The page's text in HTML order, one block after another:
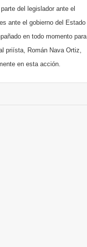
del legislador ante el
ante el gobierno del Estado
en todo momento para
priísta, Román Nava Ortiz,
en esta acción.